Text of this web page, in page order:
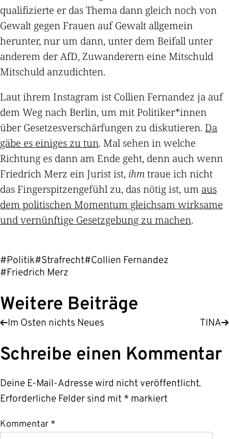
qualifizierte er das Thema dann gleich noch von
Gewalt gegen Frauen auf Gewalt allgemein
herunter, nur um dann, unter dem Beifall unter
anderem der AfD, Zuwanderern eine Mitschuld
Mitschuld anzudichten.
Laut ihrem Instagram ist Collien Fernandez ja auf
dem Weg nach Berlin, um mit Politiker*innen
über Gesetzesverschärfungen zu diskutieren. Da
gäbe es einiges zu tun. Mal sehen in welche
Richtung es dann am Ende geht, denn auch wenn
Friedrich Merz ein Jurist ist, ihmtraue ich nicht
das Fingerspitzengefühl zu, das nötig ist, um aus
dem politischen Momentum gleichsam wirksame
und vernünftige Gesetzgebung zu machen.
#Politik#Strafrecht#Collien Fernandez
#Friedrich Merz
Weitere Beiträge
Im Osten nichts Neues TINA
Schreibe einen Kommentar
Deine E-Mail-Adresse wird nicht veröffentlicht.
Erforderliche Felder sind mit * markiert
Kommentar *